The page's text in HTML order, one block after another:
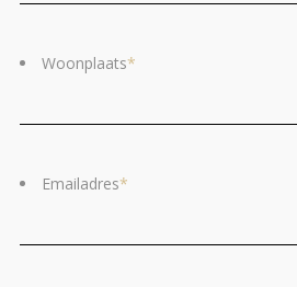
Woonplaats*
Emailadres*